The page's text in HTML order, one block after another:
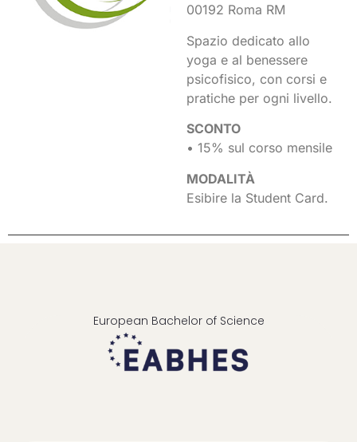
00192 Roma RM
Spazio dedicato allo
yoga e al benessere
psicofisico, con corsi e
pratiche per ogni livello.
SCONTO
• 15% sul corso mensile
MODALITÀ
Esibire la Student Card.
European Bachelor of Science